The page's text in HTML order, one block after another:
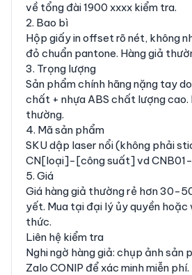
về tổng đài 1900 xxxx kiểm tra.
2. Bao bì
Hộp giấy in offset rõ nét, không
đỏ chuẩn pantone. Hàng giả
3. Trọng lượng
Sản phẩm chính hãng nặng tay
chất + nhựa ABS chất lượng cao.
thường.
4. Mã sản phẩm
SKU dập laser nổi (không phải
CN[loại]-[công suất] vd
5. Giá
Giá hàng giả thường rẻ hơn 30-
yết. Mua tại đại lý ủy quyền
thức.
Liên hệ kiểm tra
Nghi ngờ hàng giả: chụp ảnh sản
Zalo CONIP để xác minh miễn phí.